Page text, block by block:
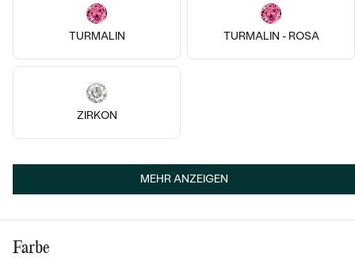
TURMALIN TURMALIN - ROSA
ZIRKON
MEHR ANZEIGEN
Farbe
9k 9k 9k
14 Karat Weißgold, Saphir